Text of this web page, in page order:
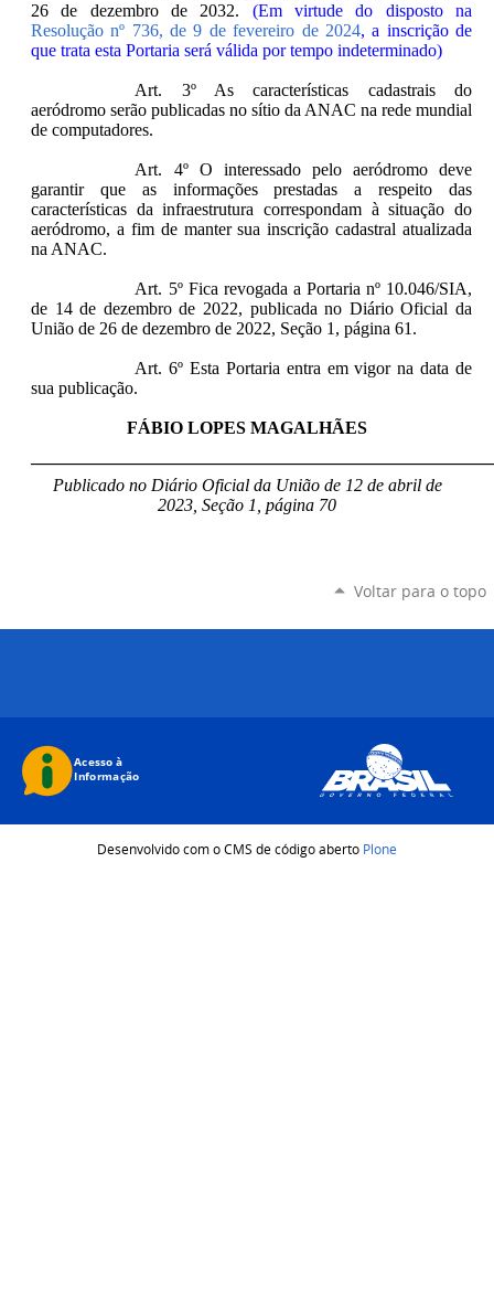
26 de dezembro de 2032. (Em virtude do disposto na
Resolução nº 736, de 9 de fevereiro de 2024, a inscrição de
que trata esta Portaria será válida por tempo indeterminado)
Art. 3º As características cadastrais do
aeródromo serão publicadas no sítio da ANAC na rede mundial
de computadores.
Art. 4º O interessado pelo aeródromo deve
garantir que as informações prestadas a respeito das
características da infraestrutura correspondam à situação do
aeródromo, a fim de manter sua inscrição cadastral atualizada
na ANAC.
Art. 5º Fica revogada a Portaria nº 10.046/SIA,
de 14 de dezembro de 2022, publicada no Diário Oficial da
União de 26 de dezembro de 2022, Seção 1, página 61.
Art. 6º Esta Portaria entra em vigor na data de
sua publicação.
FÁBIO LOPES MAGALHÃES
Publicado no Diário Oficial da União de 12 de abril de
2023, Seção 1, página 70
Voltar para o topo
Desenvolvido com o CMS de código aberto Plone